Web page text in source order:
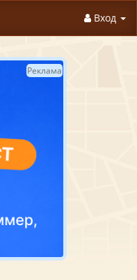
Реклама
Вход